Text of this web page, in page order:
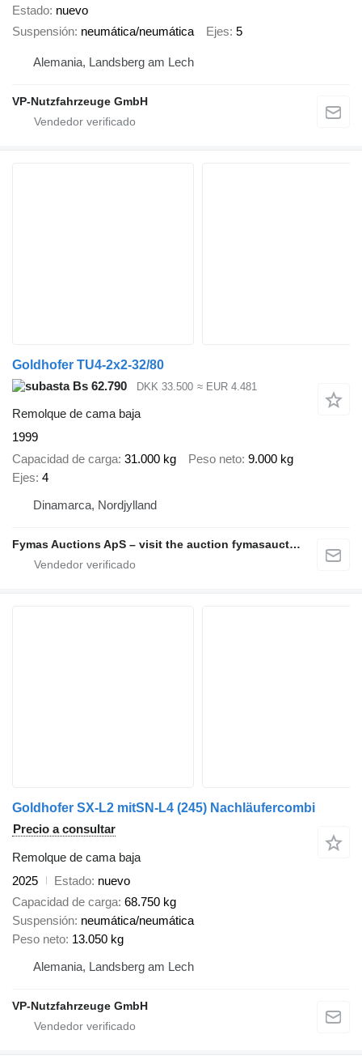
Estado nuevo
Suspensión neumática/neumática Ejes 5
Alemania, Landsberg am Lech
VP-Nutzfahrzeuge GmbH
Goldhofer TU4-2x2-32/80
Bs 62.790
DKK 33.500 ≈ EUR 4.481
Remolque de cama baja
1999
Capacidad de carga 31.000 kg Peso neto 9.000 kg
Ejes 4
Dinamarca, Nordjylland
Fymas Auctions ApS – visit the auction fymasauctions.dk
Goldhofer SX-L2 mitSN-L4 (245) Nachläufercombi
Precio a consultar
Remolque de cama baja
2025
Estado nuevo
Capacidad de carga 68.750 kg
Suspensión neumática/neumática
Peso neto 13.050 kg
Alemania, Landsberg am Lech
VP-Nutzfahrzeuge GmbH